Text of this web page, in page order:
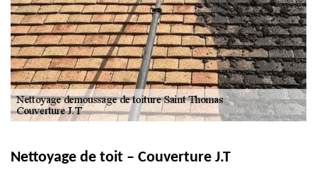
Nettoyage de toit – Couverture J.T